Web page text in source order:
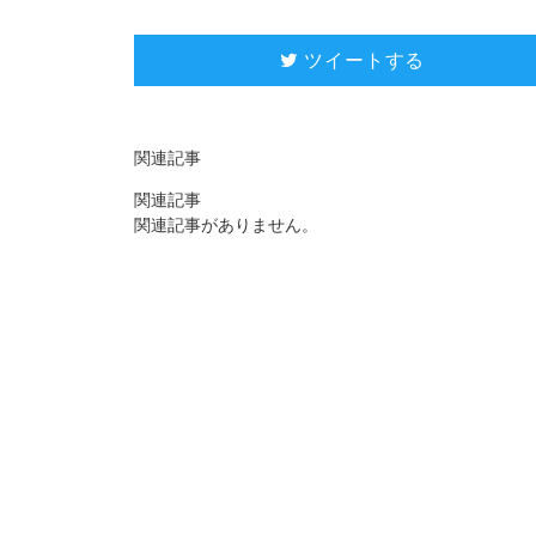
 ツイートする
関連記事
関連記事
関連記事がありません。